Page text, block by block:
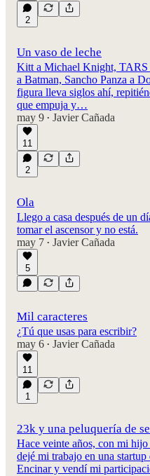
2
Un vaso de leche
Kitt a Michael Knight, TARS
a Batman, Sancho Panza a
figura lleva siglos ahí,
que empuja y…
may 9 • Javier Cañada
11
2
Ola
Llego a casa después de un
tomar el ascensor y no está.
may 7 • Javier Cañada
5
Mil caracteres
¿Tú que usas para escribir?
may 6 • Javier Cañada
11
1
23k y una peluquería de
Hace veinte años, con mi hijo
dejé mi trabajo en una startup
Encinar y vendí mi